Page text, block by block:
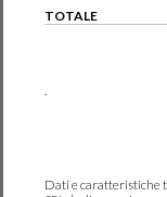
TOTALE
.
Dati e caratteristiche